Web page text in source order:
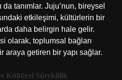
tanımlar. Juju’nun, bireysel
etkileşimi, kültürlerin bir
daha belirgin hale gelir.
olarak, toplumsal bağları
araya getiren bir yapı sağlar.
Kültürel Süreklilik